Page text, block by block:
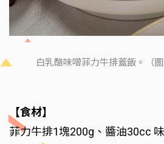
白乳酪味噌菲力牛排蓋飯。（圖
【食材】
菲力牛排1塊200g、醬油30cc